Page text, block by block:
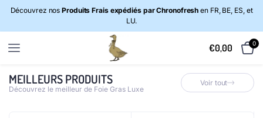
Découvrez nosProduits Frais expédiés par Chronofresh en FR, BE, ES, et
LU.
€0,00 0
MEILLEURS PRODUITS
Découvrez le meilleur de Foie Gras Luxe
Voir tout